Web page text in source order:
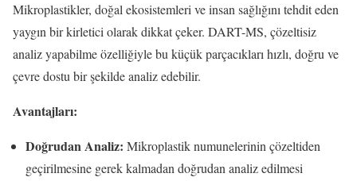
Mikroplastikler, doğal ekosistemleri ve insan sağlığını tehdit eden
yaygın bir kirletici olarak dikkat çeker. DART-MS, çözeltisiz
analiz yapabilme özelliğiyle bu küçük parçacıkları hızlı, doğru ve
çevre dostu bir şekilde analiz edebilir.
Avantajları:
Doğrudan Analiz: Mikroplastik numunelerinin çözeltiden
geçirilmesine gerek kalmadan doğrudan analiz edilmesi